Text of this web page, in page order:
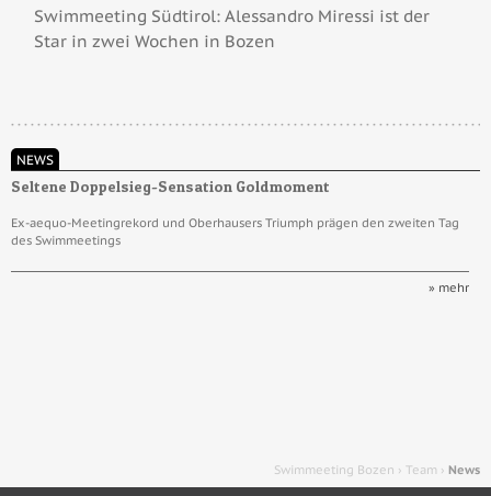
Swimmeeting Südtirol: Alessandro Miressi ist der
Star in zwei Wochen in Bozen
Seltene Doppelsieg-Sensation Goldmoment
Ex-aequo-Meetingrekord und Oberhausers Triumph prägen den zweiten Tag
des Swimmeetings
» mehr
NEWS
Swimmeeting Bozen › Team › News